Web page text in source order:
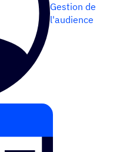
Gestion de
l'audience